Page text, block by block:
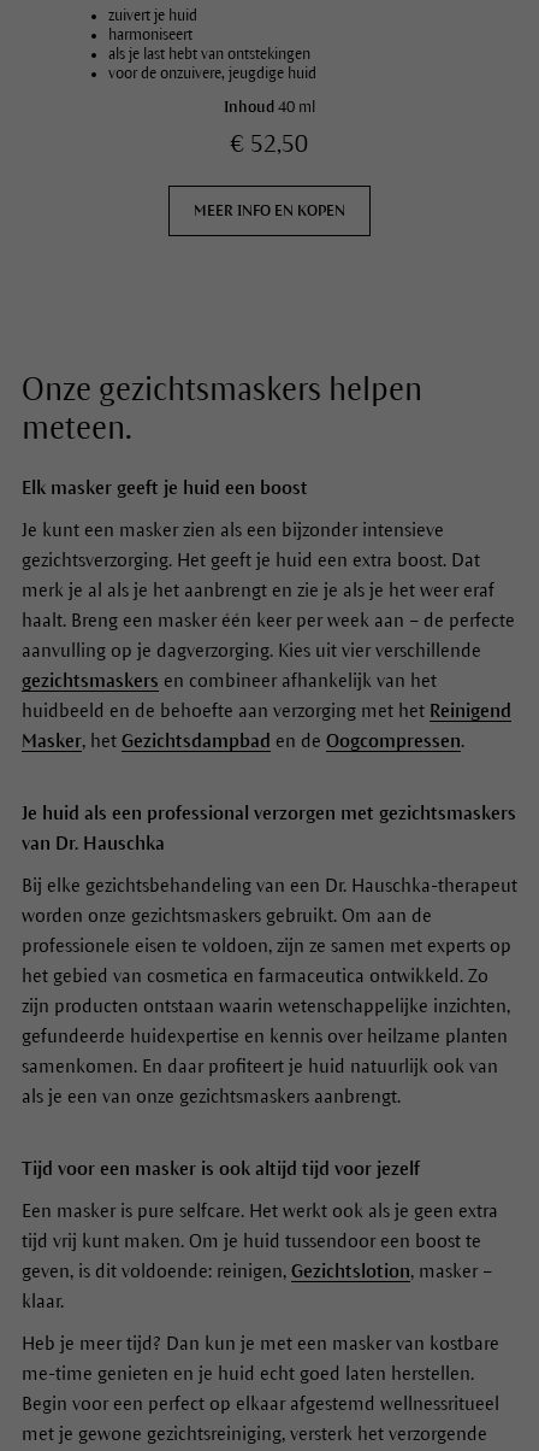
zuivert je huid
harmoniseert
als je last hebt van ontstekingen
voor de onzuivere, jeugdige huid
Inhoud 40 ml
€ 52,50
MEER INFO EN KOPEN
Onze gezichtsmaskers helpen
meteen.
Elk masker geeft je huid een boost
Je kunt een masker zien als een bijzonder intensieve
gezichtsverzorging. Het geeft je huid een extra boost. Dat
merk je al als je het aanbrengt en zie je als je het weer eraf
haalt. Breng een masker één keer per week aan – de perfecte
aanvulling op je dagverzorging. Kies uit vier verschillende
gezichtsmaskers en combineer afhankelijk van het
huidbeeld en de behoefte aan verzorging met het Reinigend
Masker, het Gezichtsdampbad en de Oogcompressen.
Je huid als een professional verzorgen met gezichtsmaskers
van Dr. Hauschka
Bij elke gezichtsbehandeling van een Dr. Hauschka-therapeut
worden onze gezichtsmaskers gebruikt. Om aan de
professionele eisen te voldoen, zijn ze samen met experts op
het gebied van cosmetica en farmaceutica ontwikkeld. Zo
zijn producten ontstaan waarin wetenschappelijke inzichten,
gefundeerde huidexpertise en kennis over heilzame planten
samenkomen. En daar profiteert je huid natuurlijk ook van
als je een van onze gezichtsmaskers aanbrengt.
Tijd voor een masker is ook altijd tijd voor jezelf
Een masker is pure selfcare. Het werkt ook als je geen extra
tijd vrij kunt maken. Om je huid tussendoor een boost te
geven, is dit voldoende: reinigen, Gezichtslotion, masker –
klaar.
Heb je meer tijd? Dan kun je met een masker van kostbare
me-time genieten en je huid echt goed laten herstellen.
Begin voor een perfect op elkaar afgestemd wellnessritueel
met je gewone gezichtsreiniging, versterk het verzorgende